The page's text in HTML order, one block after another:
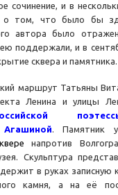
сочинение, и в
о том, что было бы
автора было
поддержали, и в
сквера и памятника.
маршрут Татьяны
Ленина и улицы
Агашиной. Памятник
напротив
Скульптура
в руках записную
камня, а на её